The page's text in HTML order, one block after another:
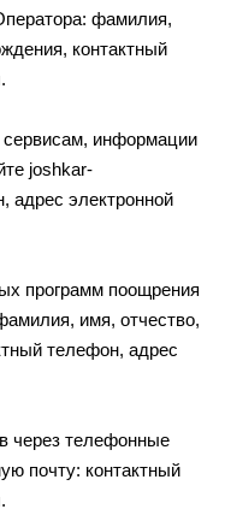
фамилия,
контактный
сервисам, информации
joshkar-
адрес электронной
программ поощрения
имя, отчество,
телефон, адрес
через телефонные
почту: контактный